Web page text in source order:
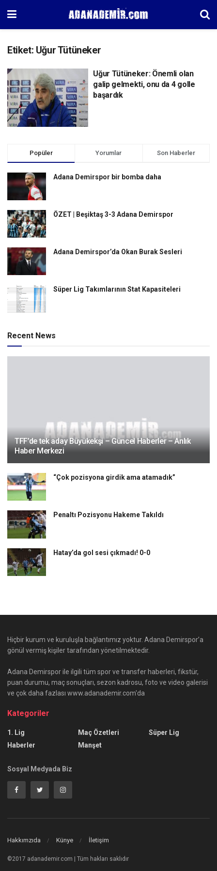
Etiket: Uğur Tütüneker
Uğur Tütüneker: Önemli olan
galip gelmekti, onu da 4 golle
başardık
Popüler Yorumlar Son Haberler
Adana Demirspor bir bomba daha
ÖZET | Beşiktaş 3-3 Adana Demirspor
Adana Demirspor’da Okan Burak Sesleri
Süper Lig Takımlarının Stat Kapasiteleri
Recent News
TFF’de tek aday Büyükekşi – Güncel Haberler – Anlık
Haber Merkezi
“Çok pozisyona girdik ama atamadık”
Penaltı Pozisyonu Hakeme Takıldı
Hatay’da gol sesi çıkmadı! 0-0
Hiçbir kurum ve kuruluşla bağlantımız yoktur. Adana Demirspor’a
gönül vermiş kişiler tarafından yönetilmektedir.
Adana Demirspor ile ilgili tüm spor ve transfer haberleri, fikstür,
puan durumu, maç sonuçları, sezon kadrosu, foto ve video galerisi
ve çok daha fazlası www.adanademir.com'da
Kategoriler
1. Lig
Haberler
Maç Özetleri
Manşet
Süper Lig
Sosyal Medyada Biz
Hakkımzıda Künye İletişim
©2017 adanademir.com | Tüm hakları saklıdır